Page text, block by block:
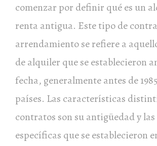
comenzar por definir qué es un
renta antigua. Este tipo de
arrendamiento se refiere a
de alquiler que se establecieron
fecha, generalmente antes de
países. Las características
contratos son su antigüedad y
específicas que se establecieron